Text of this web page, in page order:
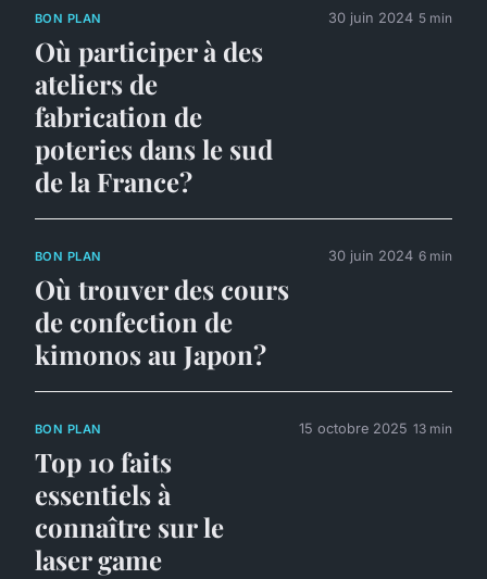
BON PLAN
Où participer à des
ateliers de
fabrication de
poteries dans le sud
de la France?
30 juin 2024 5 min
BON PLAN
Où trouver des cours
de confection de
kimonos au Japon?
30 juin 2024 6 min
BON PLAN
Top 10 faits
essentiels à
connaître sur le
laser game
15 octobre 2025 13 min